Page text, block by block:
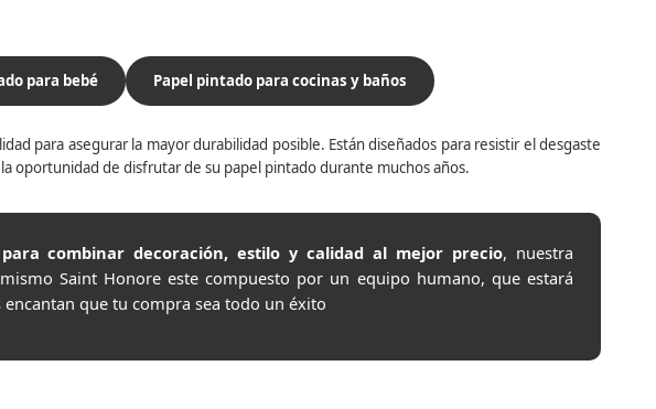
para bebé Papel pintado para cocinas y baños
para asegurar la mayor durabilidad posible. Están diseñados para resistir el desgaste
oportunidad de disfrutar de su papel pintado durante muchos años.
combinar decoración, estilo y calidad al mejor precio, nuestra
Saint Honore este compuesto por un equipo humano, que estará
que tu compra sea todo un éxito